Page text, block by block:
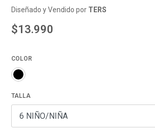
Diseñado y Vendido por TERS
$13.990
COLOR
TALLA